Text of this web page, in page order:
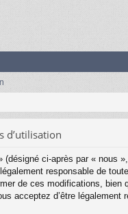
d’utilisation
(désigné ci-après par « nous
responsable de
de ces modifications,
acceptez d’être légalement